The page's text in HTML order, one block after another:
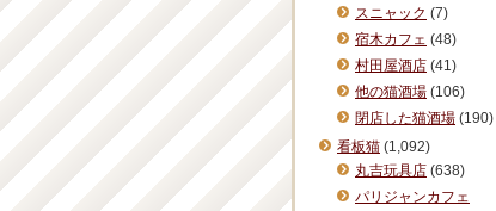
スニャック (7)
宿木カフェ (48)
村田屋酒店 (41)
他の猫酒場 (106)
閉店した猫酒場 (190)
看板猫 (1,092)
丸吉玩具店 (638)
パリジャンカフェ